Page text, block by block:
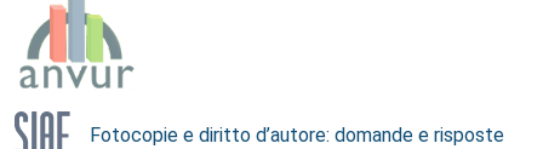
Fotocopie e diritto d’autore: domande e risposte